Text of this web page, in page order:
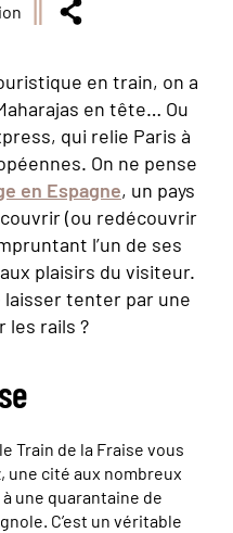
en train, on a
en tête… Ou
qui relie Paris à
On ne pense
en Espagne, un pays
(ou redécouvrir
l’un de ses
plaisirs du visiteur.
laisser tenter par une
les rails ?
Train de la Fraise vous
une cité aux nombreux
une quarantaine de
C’est un véritable